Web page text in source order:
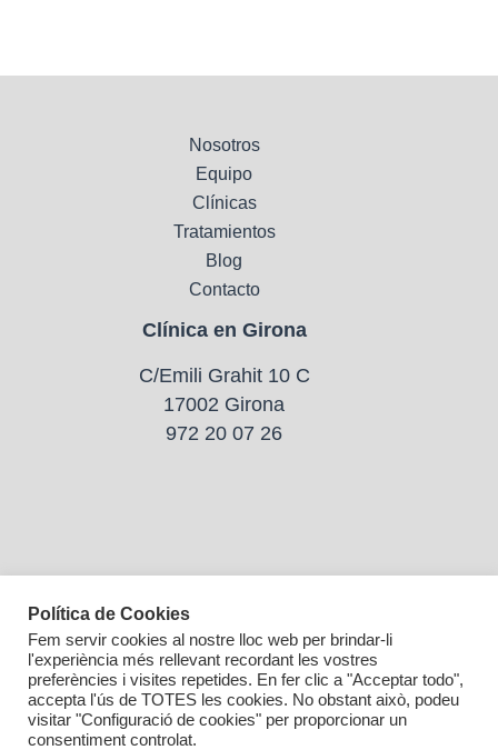
Nosotros
Equipo
Clínicas
Tratamientos
Blog
Contacto
Clínica en Girona
C/Emili Grahit 10 C
17002 Girona
972 20 07 26
Clínica en Barcelona
C/Provença 139 4t 3a
Política de Cookies
Fem servir cookies al nostre lloc web per brindar-li
l'experiència més rellevant recordant les vostres
preferències i visites repetides. En fer clic a "Acceptar todo",
accepta l'ús de TOTES les cookies. No obstant això, podeu
visitar "Configuració de cookies" per proporcionar un
consentiment controlat.